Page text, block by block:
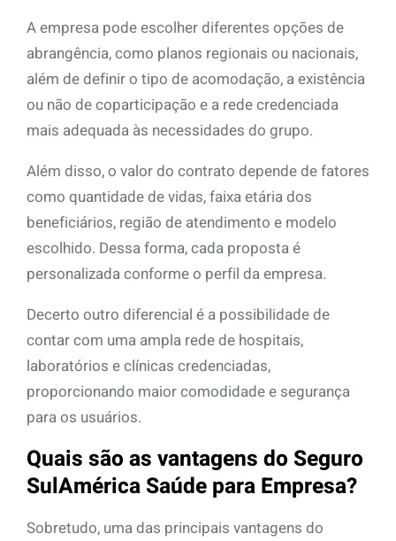
A empresa pode escolher diferentes opções de
abrangência, como planos regionais ou nacionais,
além de definir o tipo de acomodação, a existência
ou não de coparticipação e a rede credenciada
mais adequada às necessidades do grupo.
Além disso, o valor do contrato depende de fatores
como quantidade de vidas, faixa etária dos
beneficiários, região de atendimento e modelo
escolhido. Dessa forma, cada proposta é
personalizada conforme o perfil da empresa.
Decerto outro diferencial é a possibilidade de
contar com uma ampla rede de hospitais,
laboratórios e clínicas credenciadas,
proporcionando maior comodidade e segurança
para os usuários.
Quais são as vantagens do Seguro
SulAmérica Saúde para Empresa?
Sobretudo, uma das principais vantagens do